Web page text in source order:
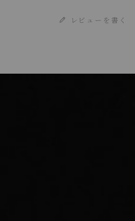
レビューを書く